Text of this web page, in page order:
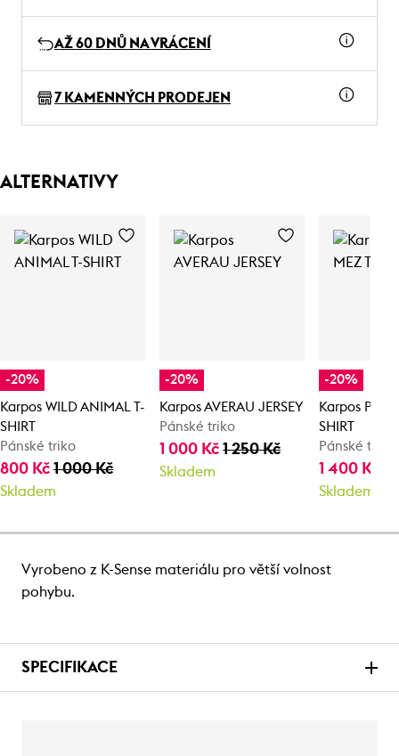
AŽ 60 DNŮ NA VRÁCENÍ
7 KAMENNÝCH PRODEJEN
ALTERNATIVY
-20%
Karpos WILD ANIMAL T-
SHIRT
Pánské triko
800 Kč 1 000 Kč
Skladem
-20%
Karpos AVERAU JERSEY
Pánské triko
1 000 Kč1 250 Kč
Skladem
-20%
Karpos PIZ
SHIRT
Pánské triko
1 400 Kč
Skladem
Vyrobeno z K-Sense materiálu pro větší volnost
pohybu.
SPECIFIKACE